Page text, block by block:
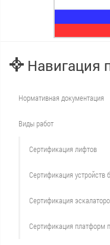
Навигация
Нормативная документация
Виды работ
Сертификация лифтов
Сертификация устройств
Сертификация
Сертификация платформ